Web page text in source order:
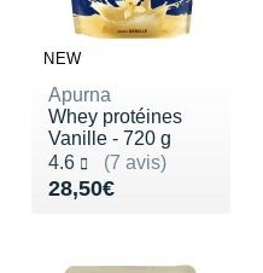
NEW
Apurna
Whey protéines
Vanille - 720 g
4.6
(7 avis)
Noté 4.6 sur 5
28,50€
Vendu 28,50€